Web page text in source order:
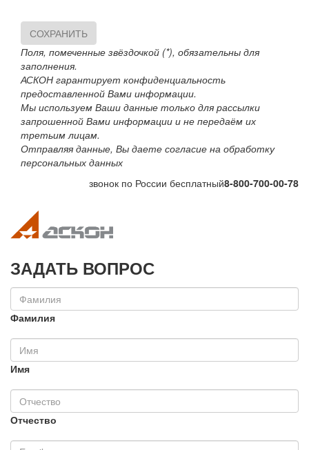
СОХРАНИТЬ
Поля, помеченные звёздочкой (*), обязательны для
заполнения.
АСКОН гарантирует конфиденциальность
предоставленной Вами информации.
Мы используем Ваши данные только для рассылки
запрошенной Вами информации и не передаём их
третьим лицам.
Отправляя данные, Вы даете согласие на обработку
персональных данных
звонок по России бесплатный8-800-700-00-78
ЗАДАТЬ ВОПРОС
Фамилия
Имя
Отчество